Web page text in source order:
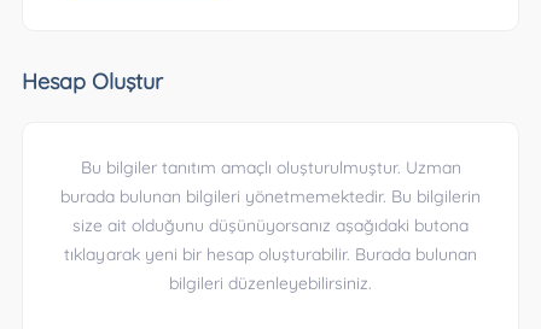
Hesap Oluştur
Bu bilgiler tanıtım amaçlı oluşturulmuştur. Uzman
burada bulunan bilgileri yönetmemektedir. Bu bilgilerin
size ait olduğunu düşünüyorsanız aşağıdaki butona
tıklayarak yeni bir hesap oluşturabilir. Burada bulunan
bilgileri düzenleyebilirsiniz.